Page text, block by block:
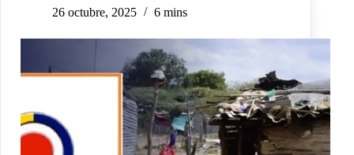
26 octubre, 2025 6 mins